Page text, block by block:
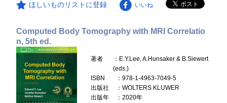
ほしいものリストに登録 いいね
Computed Body Tomography with MRI Correlatio
n, 5th ed.
著者
：E.Y.Lee, A.Hunsaker & B.Siewert
(eds.)
ISBN
：978-1-4963-7049-5
出版社
：WOLTERS KLUWER
出版年
：2020年